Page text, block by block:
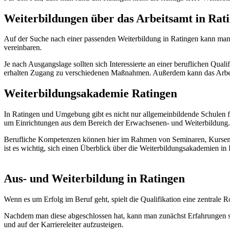
Weiterbildungen über das Arbeitsamt in
Auf der Suche nach einer passenden Weiterbildung in Ratingen kann
vereinbaren.
Je nach Ausgangslage sollten sich Interessierte an einer beruflichen
erhalten Zugang zu verschiedenen Maßnahmen. Außerdem kann das
Weiterbildungsakademie Ratingen
In Ratingen und Umgebung gibt es nicht nur allgemeinbildende
um Einrichtungen aus dem Bereich der Erwachsenen- und Weiterbildung.
Berufliche Kompetenzen können hier im Rahmen von Seminaren,
ist es wichtig, sich einen Überblick über die Weiterbildungsakademien
Aus- und Weiterbildung in Ratingen
Wenn es um Erfolg im Beruf geht, spielt die Qualifikation eine zentrale
Nachdem man diese abgeschlossen hat, kann man zunächst
und auf der Karriereleiter aufzusteigen.